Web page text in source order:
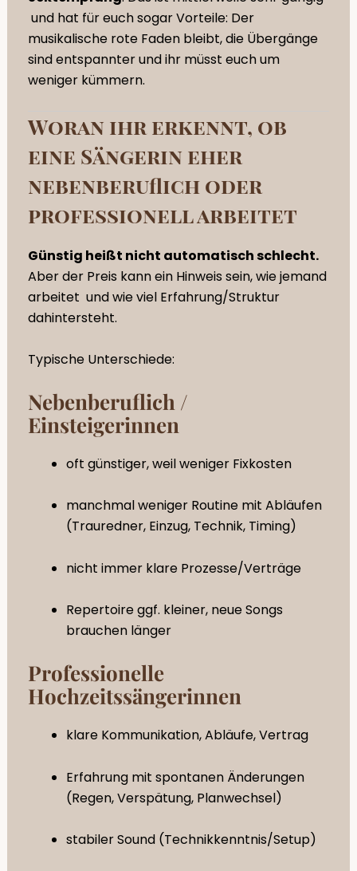
und hat für euch sogar Vorteile: Der
musikalische rote Faden bleibt, die Übergänge
sind entspannter und ihr müsst euch um
weniger kümmern.
Woran ihr erkennt, ob
eine Sängerin eher
nebenberuflich oder
professionell arbeitet
Günstig heißt nicht automatisch schlecht.
Aber der Preis kann ein Hinweis sein, wie jemand
arbeitet und wie viel Erfahrung/Struktur
dahintersteht.
Typische Unterschiede:
Nebenberuflich /
Einsteigerinnen
oft günstiger, weil weniger Fixkosten
manchmal weniger Routine mit Abläufen
(Trauredner, Einzug, Technik, Timing)
nicht immer klare Prozesse/Verträge
Repertoire ggf. kleiner, neue Songs
brauchen länger
Professionelle
Hochzeitssängerinnen
klare Kommunikation, Abläufe, Vertrag
Erfahrung mit spontanen Änderungen
(Regen, Verspätung, Planwechsel)
stabiler Sound (Technikkenntnis/Setup)